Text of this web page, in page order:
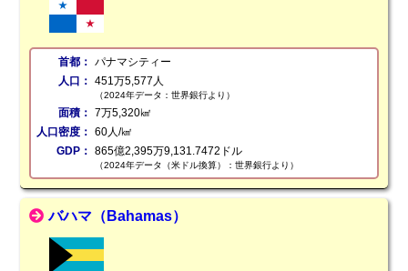
首都： パナマシティー
人口： 451万5,577人
（2024年データ：世界銀行より）
面積： 7万5,320㎢
人口密度： 60人/㎢
GDP： 865億2,395万9,131.7472ドル
（2024年データ（米ドル換算）：世界銀行より）
バハマ（Bahamas）